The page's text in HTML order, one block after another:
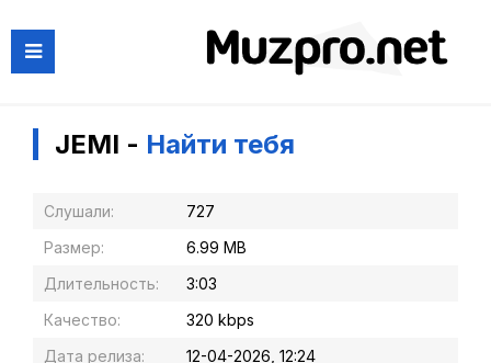
JEMI - Найти тебя
Слушали:
727
Размер:
6.99 MB
Длительность:
3:03
Качество:
320 kbps
Дата релиза:
12-04-2026, 12:24